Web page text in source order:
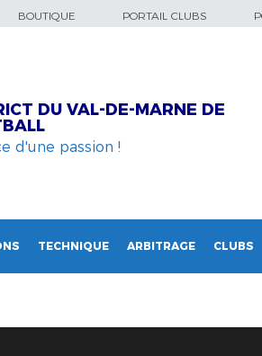
BOUTIQUE PORTAIL CLUBS
DU VAL-DE-MARNE DE
d'une passion !
TECHNIQUE ARBITRAGE CLUBS